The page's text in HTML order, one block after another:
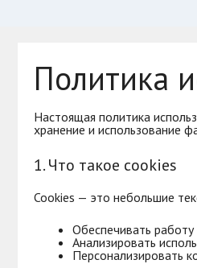
Политика
Настоящая политика
хранение и использование
1. Что такое cookies
Cookies — это небольшие
Обеспечивать работу
Анализировать
Персонализировать